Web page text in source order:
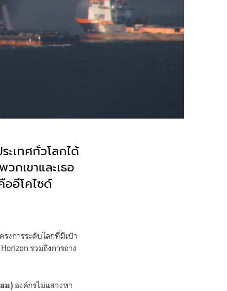
ะเทศทั่วโลกได้
กเขาและเธอ
อีโคไซด์
งการระดับโลกที่มีเป้า
รวมถึงการถาง
ม) องค์กรไม่แสวงหา